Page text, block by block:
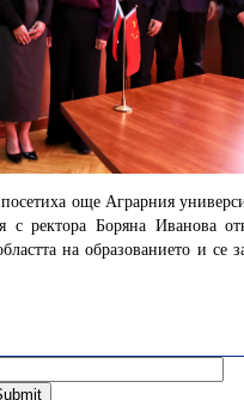
още Аграрния
с ректора Боряна Иванова
на образованието и се